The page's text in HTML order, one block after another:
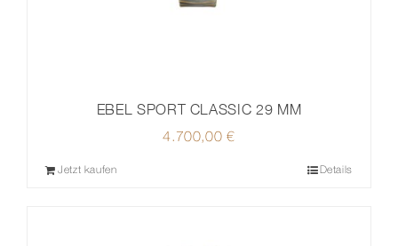
EBEL SPORT CLASSIC 29 MM
4.700,00€
Jetzt kaufen Details